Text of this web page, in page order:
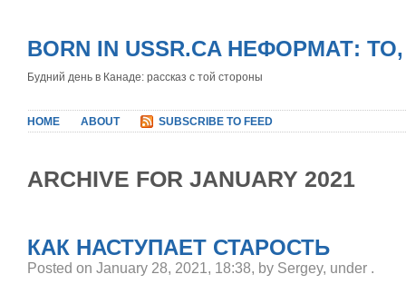
BORN IN USSR.CA НЕФОРМАТ:
Будний день в Канаде: рассказ с той стороны
HOME ABOUT SUBSCRIBE TO FEED
ARCHIVE FOR JANUARY 2021
КАК НАСТУПАЕТ СТАРОСТЬ
Posted on January 28, 2021, 18:38, by Sergey, under .